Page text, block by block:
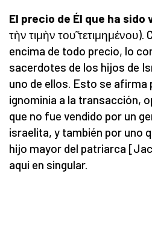
El precio de Él que ha sido
τὴν τιμὴν του̃
encima de todo precio, lo
sacerdotes de los hijos de
uno de ellos. Esto se afirma
ignominia a la transacción,
que no fue vendido por un
israelita, y también por uno
hijo mayor del patriarca
aquí en singular.